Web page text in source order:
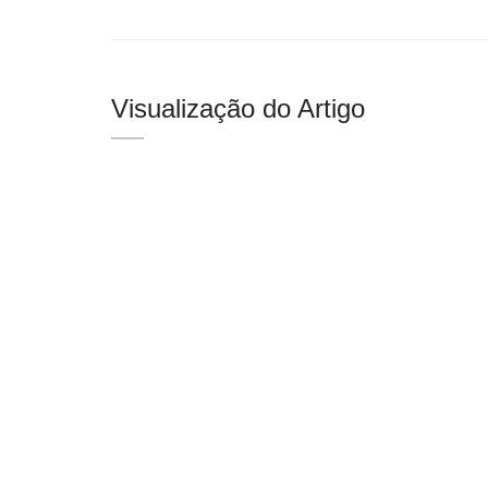
Visualização do Artigo